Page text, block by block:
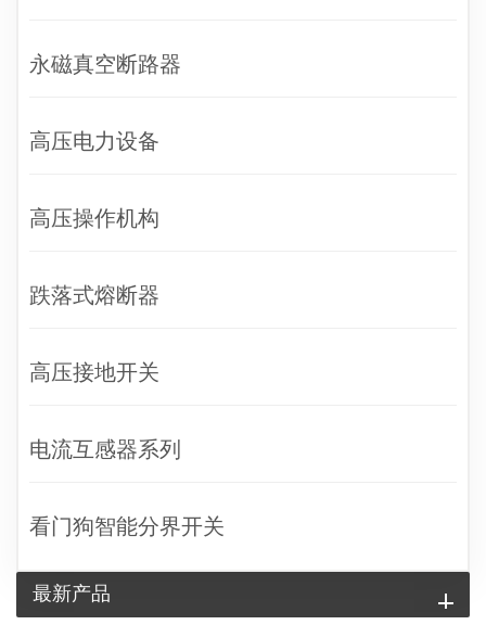
永磁真空断路器
高压电力设备
高压操作机构
跌落式熔断器
高压接地开关
电流互感器系列
看门狗智能分界开关
最新产品